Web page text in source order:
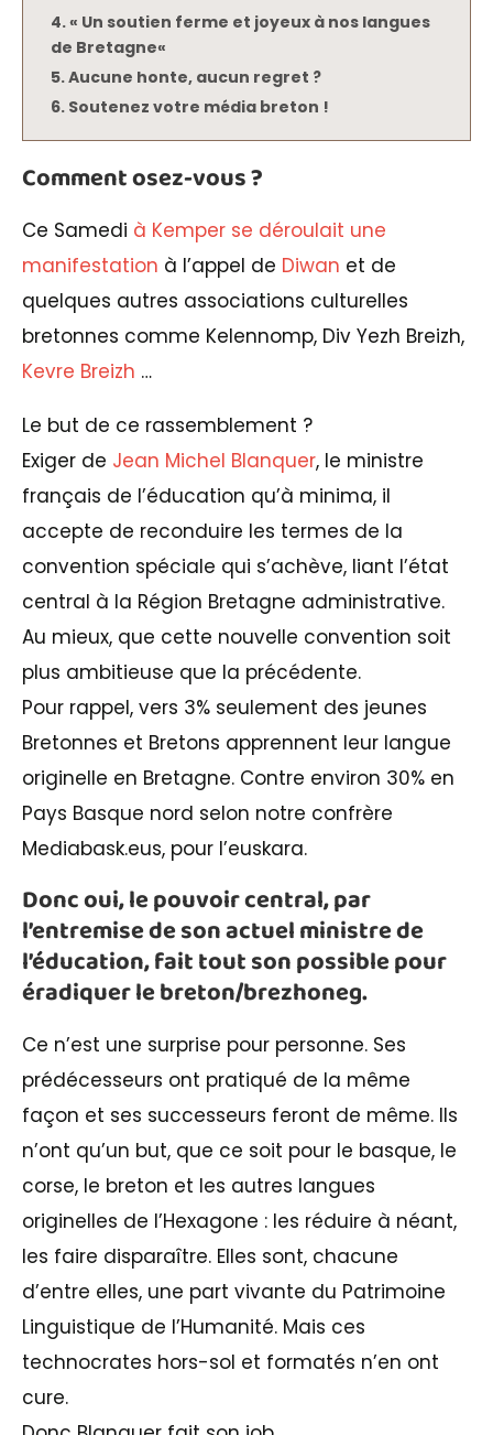
« Un soutien ferme et joyeux à nos langues
de Bretagne«
Aucune honte, aucun regret ?
Soutenez votre média breton !
Comment osez-vous ?
Ce Samedi à Kemper se déroulait une
manifestation à l’appel de Diwan et de
quelques autres associations culturelles
bretonnes comme Kelennomp, Div Yezh Breizh,
Kevre Breizh …
Le but de ce rassemblement ?
Exiger de Jean Michel Blanquer, le ministre
français de l’éducation qu’à minima, il
accepte de reconduire les termes de la
convention spéciale qui s’achève, liant l’état
central à la Région Bretagne administrative.
Au mieux, que cette nouvelle convention soit
plus ambitieuse que la précédente.
Pour rappel, vers 3% seulement des jeunes
Bretonnes et Bretons apprennent leur langue
originelle en Bretagne. Contre environ 30% en
Pays Basque nord selon notre confrère
Mediabask.eus, pour l’euskara.
Donc oui, le pouvoir central, par
l’entremise de son actuel ministre de
l’éducation, fait tout son possible pour
éradiquer le breton/brezhoneg.
Ce n’est une surprise pour personne. Ses
prédécesseurs ont pratiqué de la même
façon et ses successeurs feront de même. Ils
n’ont qu’un but, que ce soit pour le basque, le
corse, le breton et les autres langues
originelles de l’Hexagone : les réduire à néant,
les faire disparaître. Elles sont, chacune
d’entre elles, une part vivante du Patrimoine
Linguistique de l’Humanité. Mais ces
technocrates hors-sol et formatés n’en ont
cure.